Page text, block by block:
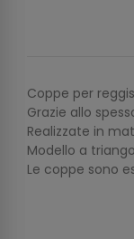
Coppe per
Grazie allo
Realizzate in
Modello a
Le coppe sono